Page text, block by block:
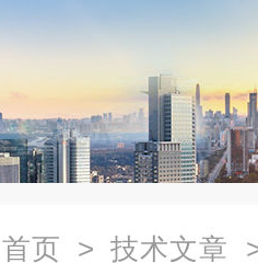
首页 > 技术文章